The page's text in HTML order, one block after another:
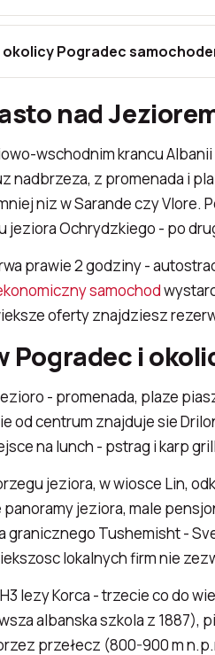
Pogradec
nad
wschodnim krancu
nadbrzeza, z promenada i
niz w Sarande czy Vlore.
Ochrydzkiego - po
prawie 2 godziny -
samochod
oferty znajdziesz
Pogradec i
- promenada, plaze
od centrum znajduje sie
na lunch - pstrag i karp
jeziora, w wiosce Lin,
jeziora, male
granicznego Tushemisht -
lokalnych firm nie
lezy Korca - trzecie co do
albanska szkola z 1887),
przełecz (800-900 m